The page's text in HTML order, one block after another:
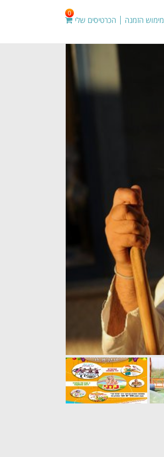
מימוש הזמנה הכרטיסים שלי
0